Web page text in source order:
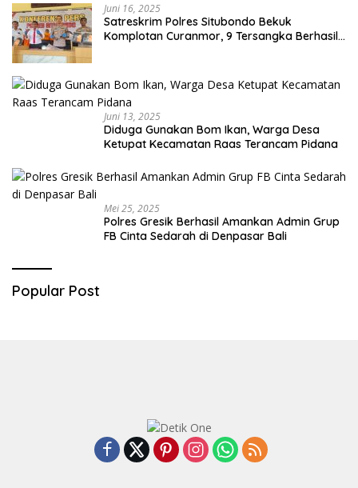
Juni 16, 2025
Satreskrim Polres Situbondo Bekuk
Komplotan Curanmor, 9 Tersangka Berhasil
Juni 13, 2025
Diduga Gunakan Bom Ikan, Warga Desa
Ketupat Kecamatan Raas Terancam Pidana
Mei 25, 2025
Polres Gresik Berhasil Amankan Admin Grup
FB Cinta Sedarah di Denpasar Bali
Popular Post